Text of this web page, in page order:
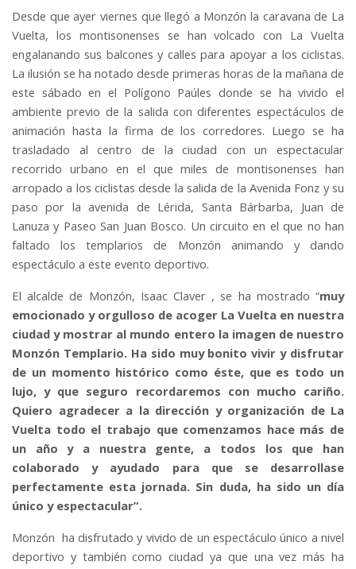
Desde que ayer viernes que llegó a Monzón la caravana de La
Vuelta, los montisonenses se han volcado con La Vuelta
engalanando sus balcones y calles para apoyar a los ciclistas.
La ilusión se ha notado desde primeras horas de la mañana de
este sábado en el Polígono Paúles donde se ha vivido el
ambiente previo de la salida con diferentes espectáculos de
animación hasta la firma de los corredores. Luego se ha
trasladado al centro de la ciudad con un espectacular
recorrido urbano en el que miles de montisonenses han
arropado a los ciclistas desde la salida de la Avenida Fonz y su
paso por la avenida de Lérida, Santa Bárbarba, Juan de
Lanuza y Paseo San Juan Bosco. Un circuito en el que no han
faltado los templarios de Monzón animando y dando
espectáculo a este evento deportivo.
El alcalde de Monzón, Isaac Claver , se ha mostrado “muy
emocionado y orgulloso de acoger La Vuelta en nuestra
ciudad y mostrar al mundo entero la imagen de nuestro
Monzón Templario. Ha sido muy bonito vivir y disfrutar
de un momento histórico como éste, que es todo un
lujo, y que seguro recordaremos con mucho cariño.
Quiero agradecer a la dirección y organización de La
Vuelta todo el trabajo que comenzamos hace más de
un año y a nuestra gente, a todos los que han
colaborado y ayudado para que se desarrollase
perfectamente esta jornada. Sin duda, ha sido un día
único y espectacular”.
Monzón ha disfrutado y vivido de un espectáculo único a nivel
deportivo y también como ciudad ya que una vez más ha